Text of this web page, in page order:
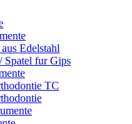
Edelstahl
Spatel fur Gips
TC